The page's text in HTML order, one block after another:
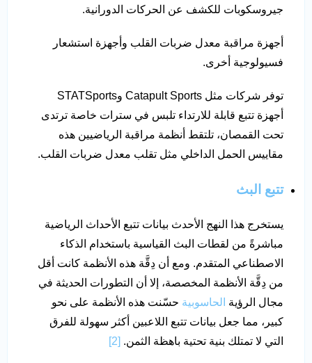
جيروسكوبات للكشف عن الحركات الدورانية.
أجهزة مراقبة معدل ضربات القلب وأجهزة استشعار
فسيولوجية أخرى.
توفر شركات مثل Catapult Sports وSTATSports
أجهزة تتبع قابلة للارتداء تلبس في سترات خاصة ترتدى
تحت القمصان، تلتقط أنظمة مراقبة الرياضيين هذه
مقاييس الحمل الداخلي مثل تقلب معدل ضربات القلب.
تتبع البث
يستخرج هذا النهج الأحدث بيانات تتبع الأحداث الرياضية
مباشرةً من لقطات البث القياسية باستخدام الذكاء
الاصطناعي المتقدم. ومع أن دِقَّة هذه الأنظمة كانت أقل
من دِقَّة الأنظمة المخصصة، إلا أن التطورات الحديثة في
مجال الرؤية الحاسوبية حسّنت هذه الأنظمة على نحو
كبير، مما جعل بيانات تتبع اللاعبين أكثر سهولة للفرق
التي لا تمتلك بنية تحتية باهظة الثمن. [2]